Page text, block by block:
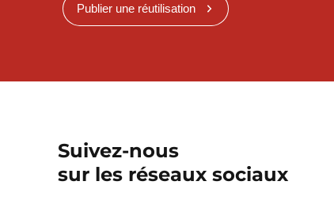
Publier une réutilisation
Suivez-nous
sur les réseaux sociaux